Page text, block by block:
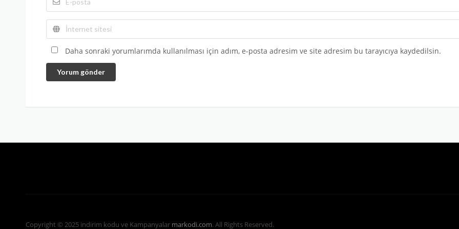
Daha sonraki yorumlarımda kullanılması için adım, e-posta adresim ve site adresim bu tarayıcıya kaydedilsin.
Yorum gönder
Copyright © 2025 indirim kodu ve Kampanyalar markodi.com. All Rights Reserved.